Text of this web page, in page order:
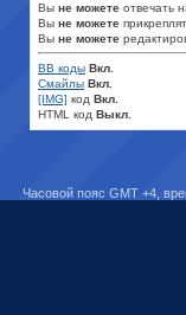
Вы не можете отвечать
Вы не можете
Вы не можете
BB коды Вкл.
Смайлы Вкл.
[IMG] код Вкл.
HTML код Выкл.
Часовой пояс GMT +4,